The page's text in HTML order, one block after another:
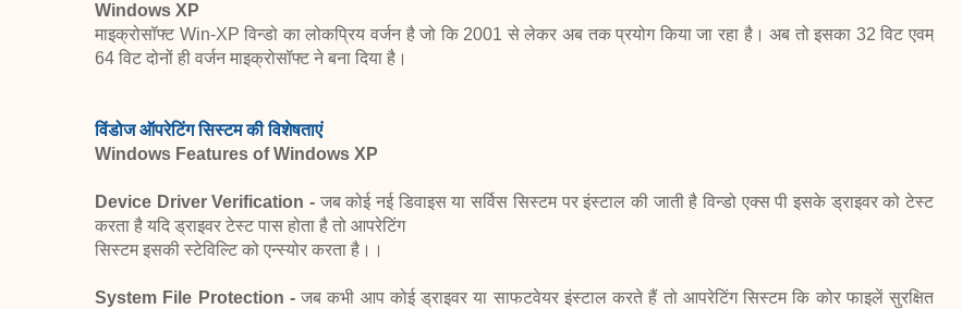
Windows XP
माइक्रोसॉफ्ट Win-XP विन्डो का लोकप्रिय वर्जन है जो कि 2001 से लेकर अब तक प्रयोग किया जा रहा है। अब तो इसका 32 विट एवम्
64 विट दोनों ही वर्जन माइक्रोसॉफ्ट ने बना दिया है।
विंडोज ऑपरेटिंग सिस्टम की विशेषताएं
Windows Features of Windows XP
Device Driver Verification - जब कोई नई डिवाइस या सर्विस सिस्टम पर इंस्टाल की जाती है विन्डो एक्स पी इसके ड्राइवर को टेस्ट
करता है यदि ड्राइवर टेस्ट पास होता है तो आपरेटिंग
सिस्टम इसकी स्टेविल्टि को एन्स्योर करता है।।
System File Protection -जब कभी आप कोई ड्राइवर या साफटवेयर इंस्टाल करते हैं तो आपरेटिंग सिस्टम कि कोर फाइलें सुरक्षित